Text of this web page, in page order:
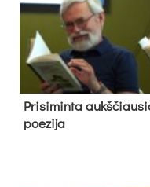
Pri­si­min­ta
poe­zi­ja